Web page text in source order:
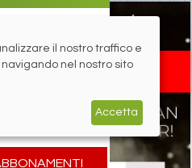
il nostro traffico e
nel nostro sito
Accetta